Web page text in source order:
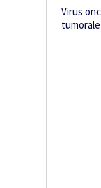
Virus
tumorale